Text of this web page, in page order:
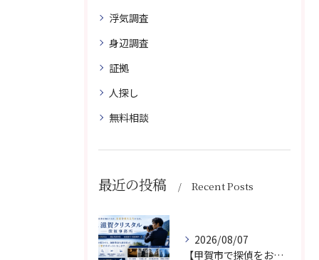
浮気調査
身辺調査
証拠
人探し
無料相談
最近の投稿 Recent Posts
2026/08/07
【甲賀市で探偵をお探しなら】滋賀クリスタル探偵事務所｜浮気調査・不倫調査・人探し・素行調査なら地域密着・迅速対応